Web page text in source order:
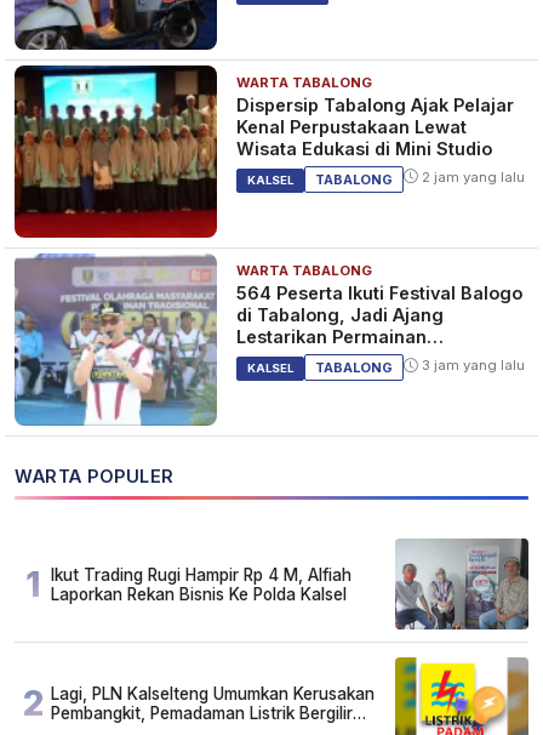
WARTA TABALONG
Dispersip Tabalong Ajak Pelajar
Kenal Perpustakaan Lewat
Wisata Edukasi di Mini Studio
KALSEL TABALONG 2 jam yang lalu
WARTA TABALONG
564 Peserta Ikuti Festival Balogo
di Tabalong, Jadi Ajang
Lestarikan Permainan
Tradisional
KALSEL TABALONG 3 jam yang lalu
WARTA POPULER
1
Ikut Trading Rugi Hampir Rp 4 M, Alfiah
Laporkan Rekan Bisnis Ke Polda Kalsel
2 Lagi, PLN Kalselteng Umumkan Kerusakan
Pembangkit, Pemadaman Listrik Bergilir